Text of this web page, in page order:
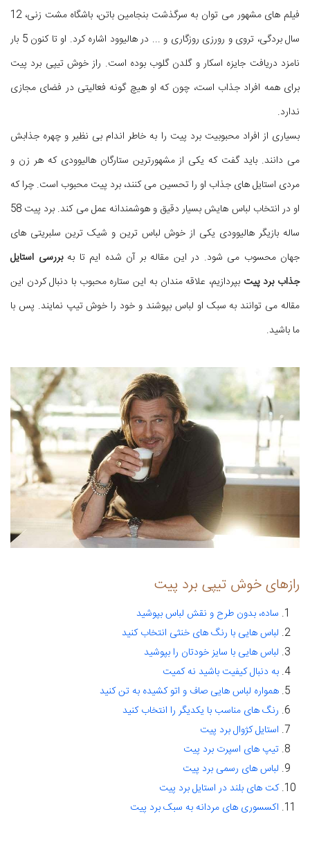
فیلم های مشهور می توان به سرگذشت بنجامین باتن، باشگاه مشت زنی، 12
سال بردگی، تروی و رورزی روزگاری و ... در هالیوود اشاره کرد. او تا کنون 5 بار
نامزد دریافت جایزه اسکار و گلدن گلوب بوده است. راز خوش تیپی برد پیت
برای همه افراد جذاب است، چون که او هیچ گونه فعالیتی در فضای مجازی
ندارد.
بسیاری از افراد محبوبیت برد پیت را به خاطر اندام بی نظیر و چهره جذابش
می دانند. باید گفت که یکی از مشهورترین ستارگان هالیوودی که هر زن و
مردی استایل های جذاب او را تحسین می کنند، برد پیت محبوب است. چرا که
او در انتخاب لباس هایش بسیار دقیق و هوشمندانه عمل می کند. برد پیت 58
ساله بازیگر هالیوودی یکی از خوش لباس ترین و شیک ترین سلبریتی های
جهان محسوب می شود. در این مقاله بر آن شده ایم تا بهبررسی استایل
جذاب برد پیت بپردازیم، علاقه مندان به این ستاره محبوب با دنبال کردن این
مقاله می توانند به سبک او لباس بپوشند و خود را خوش تیپ نمایند. پس با
ما باشید.
رازهای خوش تیپی برد پیت
ساده، بدون طرح و نقش لباس بپوشید
لباس هایی با رنگ های خنثی انتخاب کنید
لباس هایی با سایز خودتان را بپوشید
به دنبال کیفیت باشید نه کمیت
همواره لباس هایی صاف و اتو کشیده به تن کنید
رنگ های مناسب با یکدیگر را انتخاب کنید
استایل کژوال برد پیت
تیپ های اسپرت برد پیت
لباس های رسمی برد پیت
کت های بلند در استایل برد پیت
اکسسوری های مردانه به سبک برد پیت